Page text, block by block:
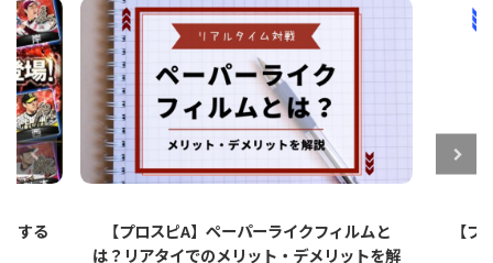
する
【プロスピA】ペーパーライクフィルムと
は？リアタイでのメリット・デメリットを解
【